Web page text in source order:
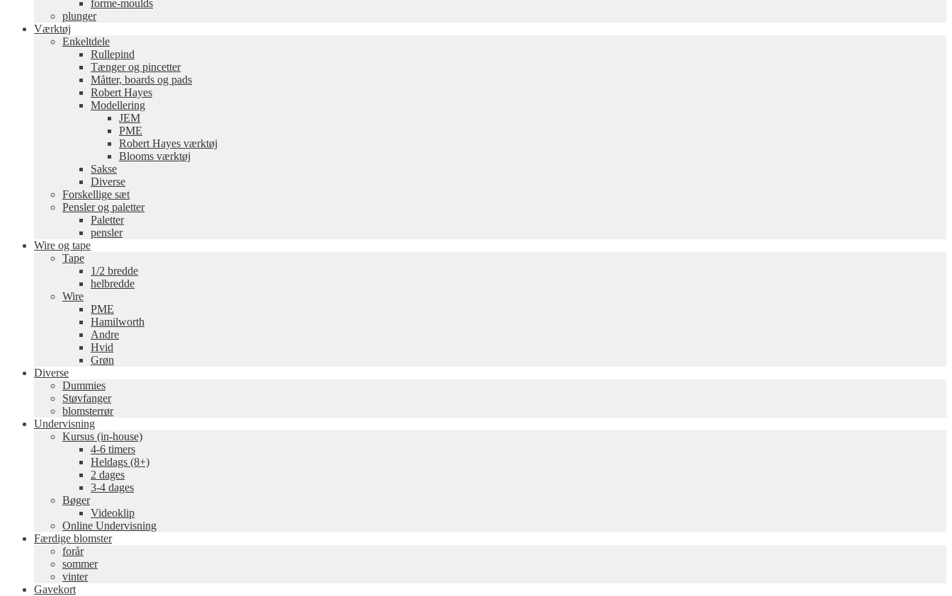
forme-moulds
plunger
Værktøj
Enkeltdele
Rullepind
Tænger og pincetter
Måtter, boards og pads
Robert Hayes
Modellering
JEM
PME
Robert Hayes værktøj
Blooms værktøj
Sakse
Diverse
Forskellige sæt
Pensler og paletter
Paletter
pensler
Wire og tape
Tape
1/2 bredde
helbredde
Wire
PME
Hamilworth
Andre
Hvid
Grøn
Diverse
Dummies
Støvfanger
blomsterrør
Undervisning
Kursus (in-house)
4-6 timers
Heldags (8+)
2 dages
3-4 dages
Bøger
Videoklip
Online Undervisning
Færdige blomster
forår
sommer
vinter
Gavekort